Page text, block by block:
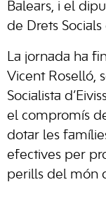
Balears, i el
de Drets
La jornada ha
Vicent Roselló,
Socialista
el compromís
dotar les
efectives per
perills del món